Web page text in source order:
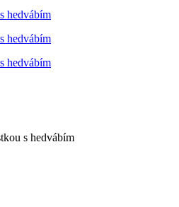
s hedvábím